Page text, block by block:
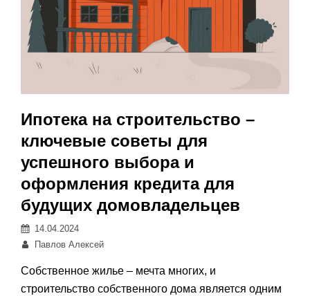
Ипотека на строительство –
ключевые советы для
успешного выбора и
оформления кредита для
будущих домовладельцев
Posted
on
14.04.2024
Автор:
Павлов Алексей
Собственное жилье – мечта многих, и
строительство собственного дома является одним